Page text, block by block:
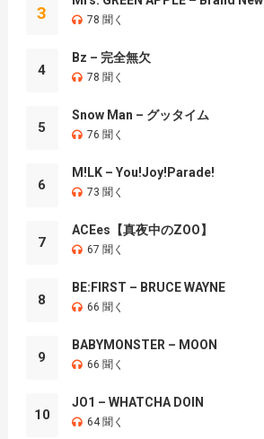
3 78 聞く
4
Bz – 完全無欠
78 聞く
5
Snow Man – グッタイム
76 聞く
6
M!LK – You!Joy!Parade!
73 聞く
7
ACEes【真夜中のZOO】
67 聞く
8
BE:FIRST – BRUCE WAYNE
66 聞く
9
BABYMONSTER – MOON
66 聞く
10
JO1 – WHATCHA DOIN
64 聞く